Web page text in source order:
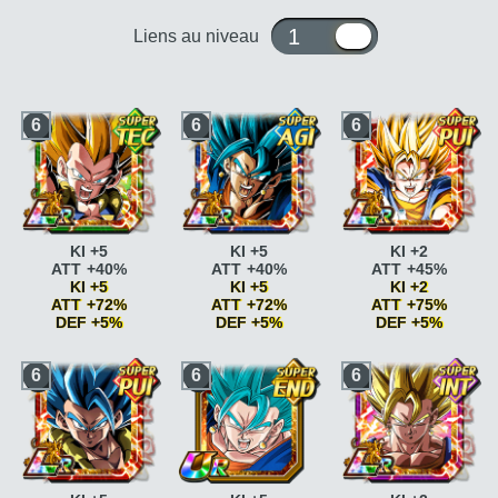
Liens au niveau 1 ou 10
6
Super Saiyan
ATT
+10%
Super SaiyanATT
+15%
KamehamehaATT
+5% si ATT SP
KamehamehaATT
+10% si ATT SP
KI +5
ATT +40%
KI +5
ATT +72%
DEF +5%
6
Super Saiyan
ATT
+10%
Super SaiyanATT
+15%
Combat décisifKI +3
Combat décisifKI +3
ATT +7%
Guerrier fusionné
KI +5
ATT +40%
KI +5
ATT +72%
DEF +5%
6
Super Saiyan
ATT
+10%
Super SaiyanATT
+15%
KamehamehaATT
+5% si ATT SP
KamehamehaATT
+10% si ATT SP
KI +2
ATT +45%
KI +2
ATT +75%
DEF +5%
6 6 6